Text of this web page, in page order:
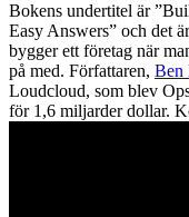
Bokens undertitel är
Easy Answers” och det
bygger ett företag när
på med. Författaren, Ben
Loudcloud, som blev
för 1,6 miljarder dollar.